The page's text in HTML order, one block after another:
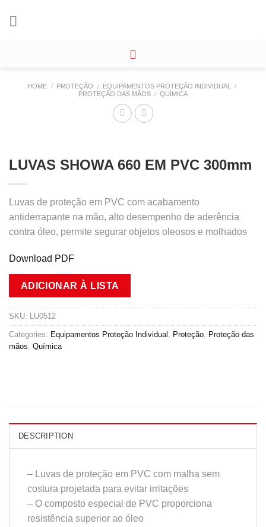
HOME / PROTEÇÃO / EQUIPAMENTOS PROTEÇÃO INDIVIDUAL
/
PROTEÇÃO DAS MÃOS / QUÍMICA
LUVAS SHOWA 660 EM PVC 300mm
Luvas de proteção em PVC com acabamento
antiderrapante na mão, alto desempenho de aderência
contra óleo, permite segurar objetos oleosos e molhados
Download PDF
ADICIONAR À LISTA
SKU: LU0512
Categories: Equipamentos Proteção Individual Proteção
Proteção das
mãos Química
DESCRIPTION
– Luvas de proteção em PVC com malha sem
costura projetada para evitar irritações
– O composto especial de PVC proporciona
resistência superior ao óleo